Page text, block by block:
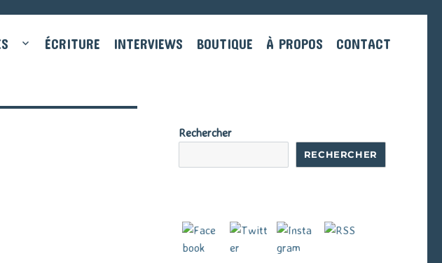
ÉCRITURE INTERVIEWS BOUTIQUE À PROPOS CONTACT
Rechercher
RECHERCHER